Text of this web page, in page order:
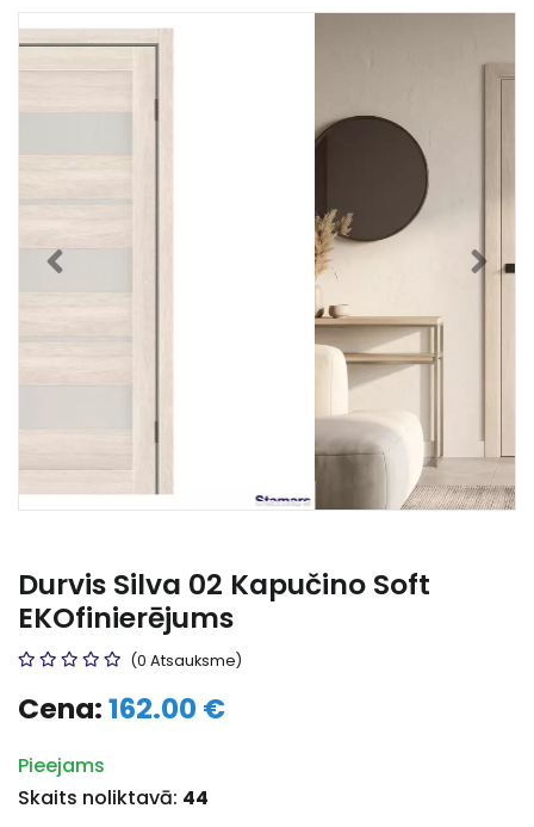
Durvis Silva 02 Kapučino Soft
EKOfinierējums
(0 Atsauksme)
Cena:162.00 €
Pieejams
Skaits noliktavā: 44